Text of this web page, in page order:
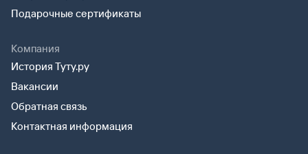
Подарочные сертификаты
Компания
История Туту.ру
Вакансии
Обратная связь
Контактная информация